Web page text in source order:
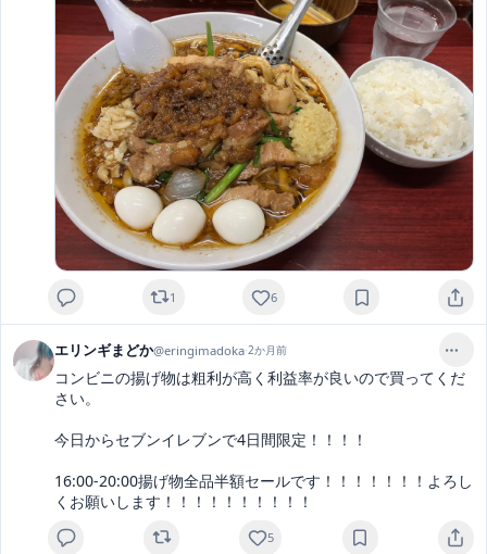
1 6
エリンギまどか@eringimadoka·2か月前
コンビニの揚げ物は粗利が高く利益率が良いので買ってくだ
さい。
今日からセブンイレブンで4日間限定！！！！
16:00-20:00揚げ物全品半額セールです！！！！！！！よろし
くお願いします！！！！！！！！！！
5